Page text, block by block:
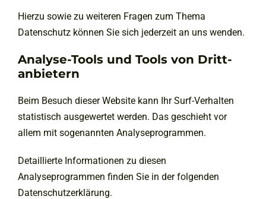
Hierzu sowie zu weiteren Fragen zum Thema
Datenschutz können Sie sich jederzeit an uns wenden.
Analyse-Tools und Tools von Dritt­
anbietern
Beim Besuch dieser Website kann Ihr Surf-Verhalten
statistisch ausgewertet werden. Das geschieht vor
allem mit sogenannten Analyseprogrammen.
Detaillierte Informationen zu diesen
Analyseprogrammen finden Sie in der folgenden
Datenschutzerklärung.